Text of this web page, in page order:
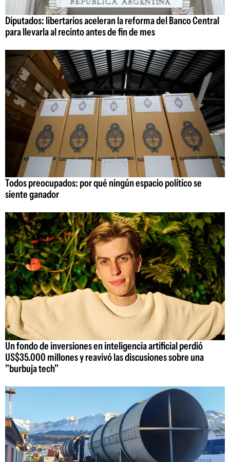
Diputados: libertarios aceleran la reforma del Banco Central
para llevarla al recinto antes de fin de mes
Todos preocupados: por qué ningún espacio político se
siente ganador
Un fondo de inversiones en inteligencia artificial perdió
US$35.000 millones y reavivó las discusiones sobre una
"burbuja tech"